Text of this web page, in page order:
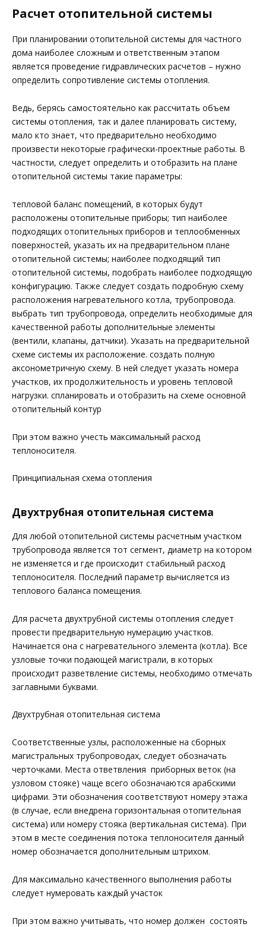
Расчет отопительной системы
При планировании отопительной системы для частного
дома наиболее сложным и ответственным этапом
является проведение гидравлических расчетов – нужно
определить сопротивление системы отопления.
Ведь, берясь самостоятельно как рассчитать объем
системы отопления, так и далее планировать систему,
мало кто знает, что предварительно необходимо
произвести некоторые графически-проектные работы. В
частности, следует определить и отобразить на плане
отопительной системы такие параметры:
тепловой баланс помещений, в которых будут
расположены отопительные приборы; тип наиболее
подходящих отопительных приборов и теплообменных
поверхностей, указать их на предварительном плане
отопительной системы; наиболее подходящий тип
отопительной системы, подобрать наиболее подходящую
конфигурацию. Также следует создать подробную схему
расположения нагревательного котла, трубопровода.
выбрать тип трубопровода, определить необходимые для
качественной работы дополнительные элементы
(вентили, клапаны, датчики). Указать на предварительной
схеме системы их расположение. создать полную
аксонометричную схему. В ней следует указать номера
участков, их продолжительность и уровень тепловой
нагрузки. спланировать и отобразить на схеме основной
отопительный контур
При этом важно учесть максимальный расход
теплоносителя.
Принципиальная схема отопления
Двухтрубная отопительная система
Для любой отопительной системы расчетным участком
трубопровода является тот сегмент, диаметр на котором
не изменяется и где происходит стабильный расход
теплоносителя. Последний параметр вычисляется из
теплового баланса помещения.
Для расчета двухтрубной системы отопления следует
провести предварительную нумерацию участков.
Начинается она с нагревательного элемента (котла). Все
узловые точки подающей магистрали, в которых
происходит разветвление системы, необходимо отмечать
заглавными буквами.
Двухтрубная отопительная система
Соответственные узлы, расположенные на сборных
магистральных трубопроводах, следует обозначать
черточками. Места ответвления приборных веток (на
узловом стояке) чаще всего обозначаются арабскими
цифрами. Эти обозначения соответствуют номеру этажа
(в случае, если внедрена горизонтальная отопительная
система) или номеру стояка (вертикальная система). При
этом в месте соединения потока теплоносителя данный
номер обозначается дополнительным штрихом.
Для максимально качественного выполнения работы
следует нумеровать каждый участок
При этом важно учитывать, что номер должен состоять